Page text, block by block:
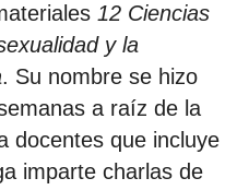
12 Ciencias
y la
. Su nombre se hizo
a raíz de la
docentes que incluye
imparte charlas de